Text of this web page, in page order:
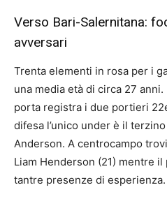
Verso Bari-Salernitana:
avversari
Trenta elementi in rosa per i
una media età di circa 27
porta registra i due portieri
difesa l’unico under è il
Anderson. A centrocampo
Liam Henderson (21) mentre
tantre presenze di esperienza.